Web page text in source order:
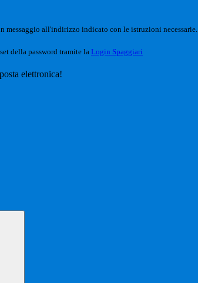
messaggio all'indirizzo indicato con le istruzioni necessarie.
della password tramite la Login Spaggiari
elettronica!